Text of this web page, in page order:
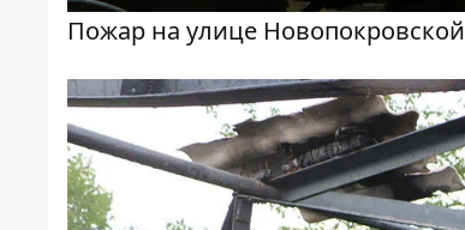
Пожар на улице Новопокровской